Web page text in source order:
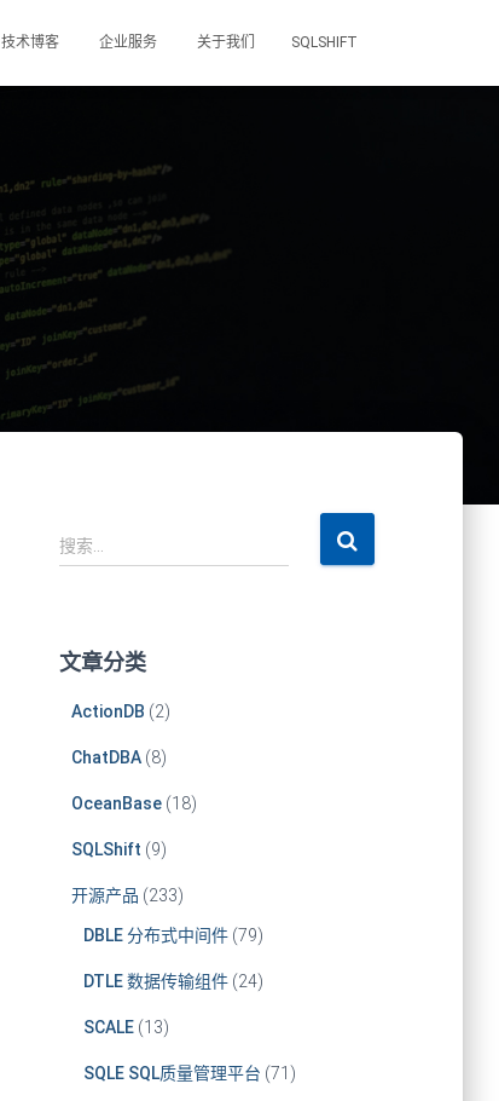
技术博客 企业服务 关于我们 SQLSHIFT
搜索…
文章分类
ActionDB (2)
ChatDBA(8)
OceanBase(18)
SQLShift (9)
开源产品 (233)
DBLE 分布式中间件(79)
DTLE 数据传输组件(24)
SCALE(13)
SQLE SQL质量管理平台 (71)